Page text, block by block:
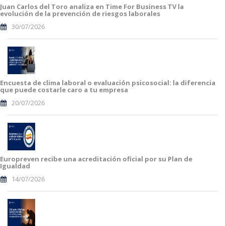
Juan Carlos del Toro analiza en Time For Business TV la
evolución de la prevención de riesgos laborales
30/07/2026
Encuesta de clima laboral o evaluación psicosocial: la diferencia
que puede costarle caro a tu empresa
20/07/2026
Europreven recibe una acreditación oficial por su Plan de
Igualdad
14/07/2026